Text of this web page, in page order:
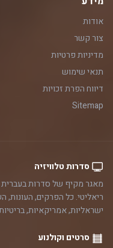
אודות
צור קשר
מדיניות פרטיות
תנאי שימוש
דיווח הפרת זכויות
Sitemap
סדרות טלוויזיה
מאגר מקיף של סדרות
ריאליטי. כל הפרקים, העונות,
ישראליות, אמריקאיות,
סרטים וקולנוע